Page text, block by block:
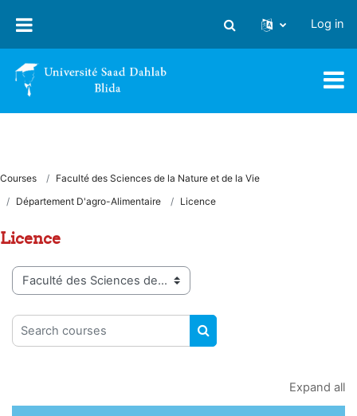
Toggle search input
Log in
Courses
Faculté des Sciences de la Nature et de la Vie
Département D'agro-Alimentaire
Licence
Licence
Course categories
Search courses
SEARCH COURSES
Expand all